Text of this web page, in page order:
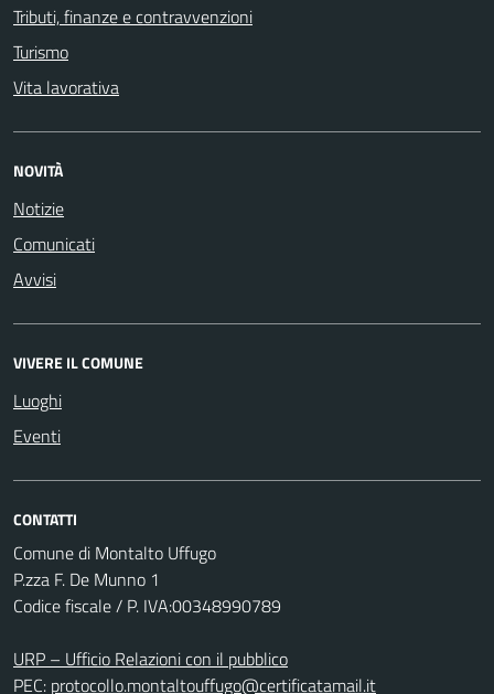
Tributi, finanze e contravvenzioni
Turismo
Vita lavorativa
NOVITÀ
Notizie
Comunicati
Avvisi
VIVERE IL COMUNE
Luoghi
Eventi
CONTATTI
Comune di Montalto Uffugo
P.zza F. De Munno 1
Codice fiscale / P. IVA:00348990789
URP – Ufficio Relazioni con il pubblico
PEC: protocollo.montaltouffugo@certificatamail.it